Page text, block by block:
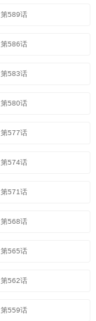
第589话
第586话
第583话
第580话
第577话
第574话
第571话
第568话
第565话
第562话
第559话